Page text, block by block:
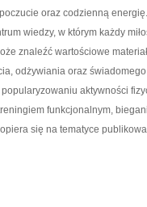
oraz codzienną
wiedzy, w którym każdy
znaleźć wartościowe
odżywiania oraz
aktywności
funkcjonalnym,
się na tematyce